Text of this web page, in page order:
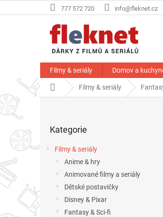
na
777 572 720 info@fleknet.cz
Filmy & seriály Domov a
Domů Filmy & seriály
r
p
a
kategorie
Kategorie
Filmy & seriály
Anime & hry
Animované filmy a seriály
Dětské postavičky
Disney & Pixar
Fantasy & Sci-fi